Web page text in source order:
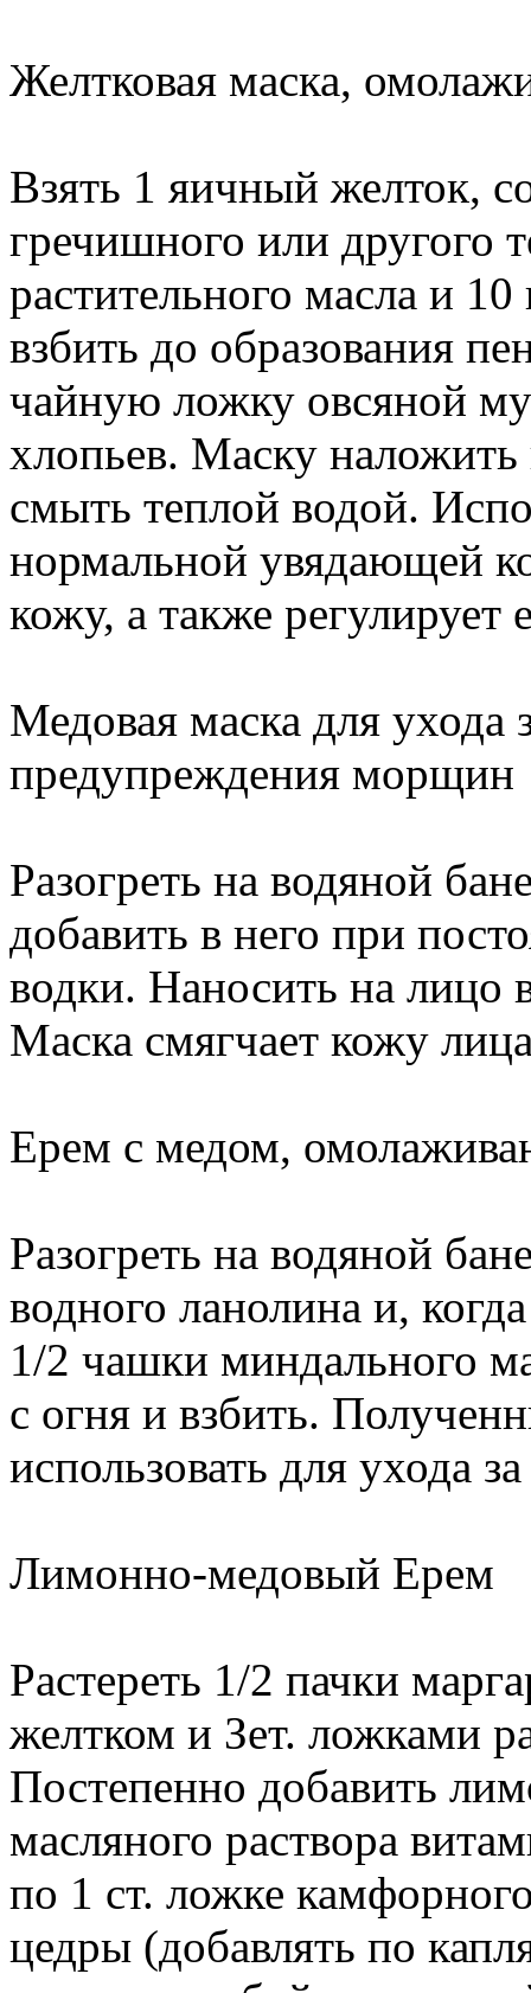
Желтковая маска,
Взять 1 яичный желток,
гречишного или другого
растительного масла и
взбить до образования
чайную ложку овсяной
хлопьев. Маску
смыть теплой водой.
нормальной увядающей
кожу, а также регулирует
Медовая маска для ухода
предупреждения морщин
Разогреть на водяной
добавить в него при
водки. Наносить на
Маска смягчает кожу
Ерем с медом,
Разогреть на водяной
водного ланолина и,
1/2 чашки миндального
с огня и взбить.
использовать для ухода
Лимонно-медовый Ерем
Растереть 1/2 пачки
желтком и Зет. ложками
Постепенно добавить
масляного раствора
по 1 ст. ложке
цедры (добавлять по